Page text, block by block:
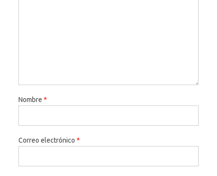
Nombre *
Correo electrónico *